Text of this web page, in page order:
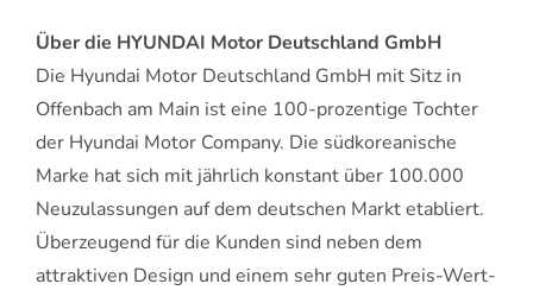
Über die HYUNDAI Motor Deutschland GmbH
Die Hyundai Motor Deutschland GmbH mit Sitz in
Offenbach am Main ist eine 100-prozentige Tochter
der Hyundai Motor Company. Die südkoreanische
Marke hat sich mit jährlich konstant über 100.000
Neuzulassungen auf dem deutschen Markt etabliert.
Überzeugend für die Kunden sind neben dem
attraktiven Design und einem sehr guten Preis-Wert-